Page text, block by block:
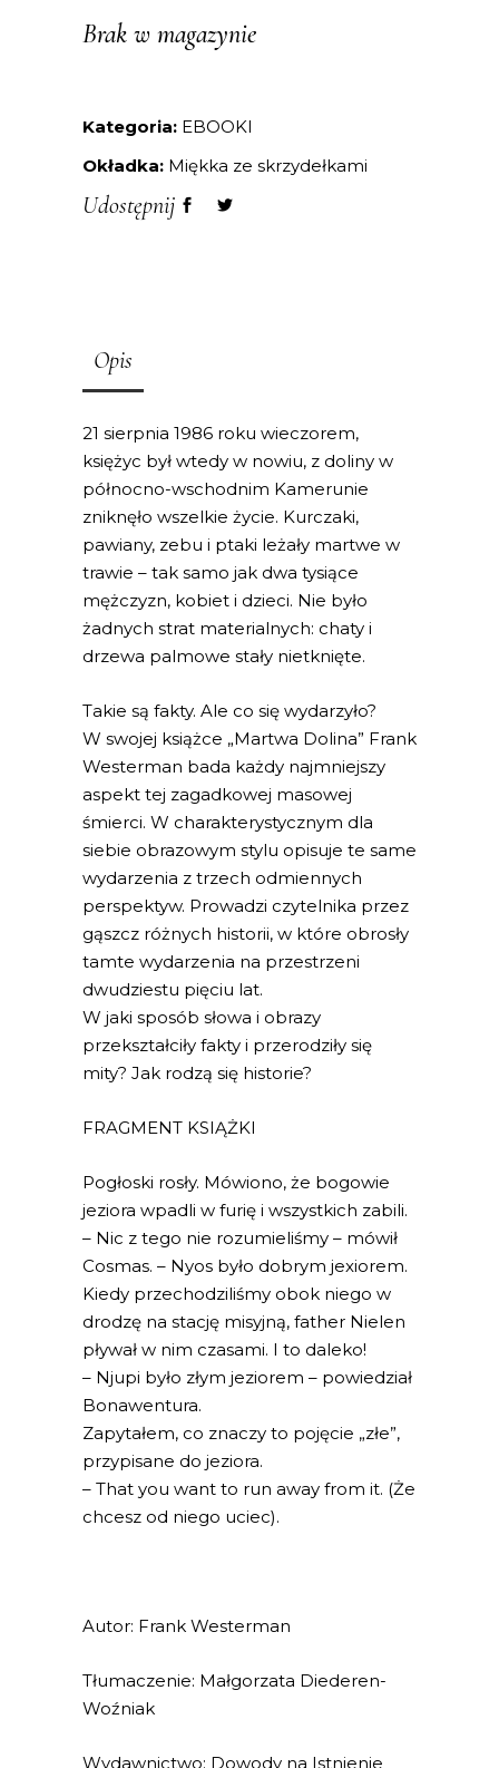
Brak w magazynie
Kategoria: EBOOKI
Okładka: Miękka ze skrzydełkami
Udostępnij
Opis
21 sierpnia 1986 roku wieczorem,
księżyc był wtedy w nowiu, z doliny w
północno-wschodnim Kamerunie
zniknęło wszelkie życie. Kurczaki,
pawiany, zebu i ptaki leżały martwe w
trawie – tak samo jak dwa tysiące
mężczyzn, kobiet i dzieci. Nie było
żadnych strat materialnych: chaty i
drzewa palmowe stały nietknięte.
Takie są fakty. Ale co się wydarzyło?
W swojej książce „Martwa Dolina” Frank
Westerman bada każdy najmniejszy
aspekt tej zagadkowej masowej
śmierci. W charakterystycznym dla
siebie obrazowym stylu opisuje te same
wydarzenia z trzech odmiennych
perspektyw. Prowadzi czytelnika przez
gąszcz różnych historii, w które obrosły
tamte wydarzenia na przestrzeni
dwudziestu pięciu lat.
W jaki sposób słowa i obrazy
przekształciły fakty i przerodziły się
mity? Jak rodzą się historie?
FRAGMENT KSIĄŻKI
Pogłoski rosły. Mówiono, że bogowie
jeziora wpadli w furię i wszystkich zabili.
– Nic z tego nie rozumieliśmy – mówił
Cosmas. – Nyos było dobrym jexiorem.
Kiedy przechodziliśmy obok niego w
drodzę na stację misyjną, father Nielen
pływał w nim czasami. I to daleko!
– Njupi było złym jeziorem – powiedział
Bonawentura.
Zapytałem, co znaczy to pojęcie „złe”,
przypisane do jeziora.
– That you want to run away from it. (Że
chcesz od niego uciec).
Autor: Frank Westerman
Tłumaczenie: Małgorzata Diederen-
Woźniak
Wydawnictwo: Dowody na Istnienie